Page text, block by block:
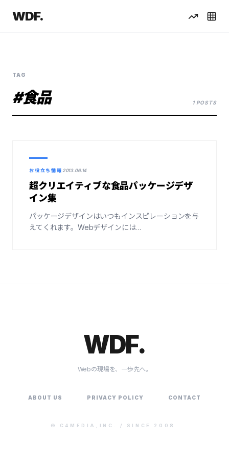
WDF.
TAG
#食品 1 POSTS
お役立ち情報 2013.06.14
超クリエイティブな食品パッケージデザ
イン集
パッケージデザインはいつもインスピレーションを与
えてくれます。Webデザインには…
WDF.
Webの現場を、一歩先へ。
ABOUT US PRIVACY POLICY CONTACT
© C4MEDIA,INC. / SINCE 2008.